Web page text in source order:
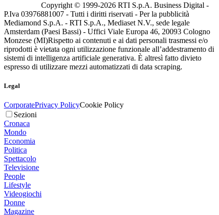
Copyright © 1999-2026 RTI S.p.A. Business Digital -
P.Iva 03976881007 - Tutti i diritti riservati - Per la pubblicità
Mediamond S.p.A. - RTI S.p.A., Mediaset N.V., sede legale
Amsterdam (Paesi Bassi) - Uffici Viale Europa 46, 20093 Cologno
Monzese (MI)Rispetto ai contenuti e ai dati personali trasmessi e/o
riprodotti è vietata ogni utilizzazione funzionale all’addestramento di
sistemi di intelligenza artificiale generativa. È altresì fatto divieto
espresso di utilizzare mezzi automatizzati di data scraping.
Legal
CorporatePrivacy PolicyCookie Policy
Sezioni
Cronaca
Mondo
Economia
Politica
Spettacolo
Televisione
People
Lifestyle
Videogiochi
Donne
Magazine